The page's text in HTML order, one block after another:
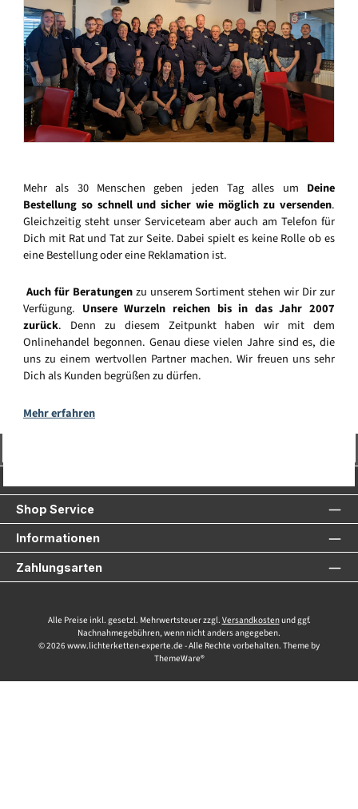
Mehr als 30 Menschen geben jeden Tag alles um Deine
Bestellung so schnell und sicher wie möglich zu versenden.
Gleichzeitig steht unser Serviceteam aber auch am Telefon für
Dich mit Rat und Tat zur Seite. Dabei spielt es keine Rolle ob es
eine Bestellung oder eine Reklamation ist.
Auch für Beratungenzu unserem Sortiment stehen wir Dir zur
Verfügung. Unsere Wurzeln reichen bis in das Jahr 2007
zurück. Denn zu diesem Zeitpunkt haben wir mit dem
Onlinehandel begonnen. Genau diese vielen Jahre sind es, die
uns zu einem wertvollen Partner machen. Wir freuen uns sehr
Dich als Kunden begrüßen zu dürfen.
Mehr erfahren
Shop Service
Informationen
Zahlungsarten
Alle Preise inkl. gesetzl. Mehrwertsteuer zzgl. Versandkostenund ggf.
Nachnahmegebühren, wenn nicht anders angegeben.
© 2026 www.lichterketten-experte.de - Alle Rechte vorbehalten. Theme by
ThemeWare®